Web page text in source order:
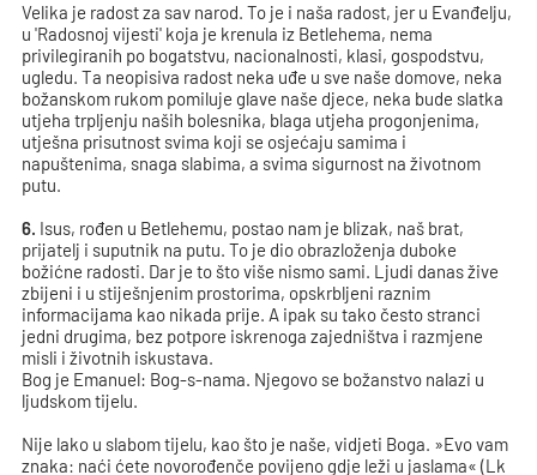
Velika je radost za sav narod. To je i naša radost, jer u Evanđelju,
u 'Radosnoj vijesti' koja je krenula iz Betlehema, nema
privilegiranih po bogatstvu, nacionalnosti, klasi, gospodstvu,
ugledu. Ta neopisiva radost neka uđe u sve naše domove, neka
božanskom rukom pomiluje glave naše djece, neka bude slatka
utjeha trpljenju naših bolesnika, blaga utjeha progonjenima,
utješna prisutnost svima koji se osjećaju samima i
napuštenima, snaga slabima, a svima sigurnost na životnom
putu.
6. Isus, rođen u Betlehemu, postao nam je blizak, naš brat,
prijatelj i suputnik na putu. To je dio obrazloženja duboke
božićne radosti. Dar je to što više nismo sami. Ljudi danas žive
zbijeni i u stiješnjenim prostorima, opskrbljeni raznim
informacijama kao nikada prije. A ipak su tako često stranci
jedni drugima, bez potpore iskrenoga zajedništva i razmjene
misli i životnih iskustava.
Bog je Emanuel: Bog-s-nama. Njegovo se božanstvo nalazi u
ljudskom tijelu.
Nije lako u slabom tijelu, kao što je naše, vidjeti Boga. »Evo vam
znaka: naći ćete novorođenče povijeno gdje leži u jaslama« (Lk